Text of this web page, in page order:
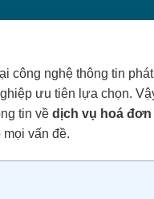
công nghệ thông tin
ưu tiên lựa chọn.
tin về dịch vụ hoá
vấn đề.